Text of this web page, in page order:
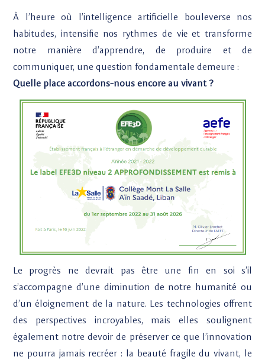
À l’heure où l’intelligence artificielle bouleverse nos
habitudes, intensifie nоs rythmes de viе et transforme
notre manière d’apprendre, de produire et de
communiquer, une question fondamentale demeure :
Quelle place accordons-nous encore au vivant ?
Le progrès ne devrait pas être une fin en soi s’il
s’accompagne d’une diminution de notre humanité ou
d’un éloignement de la nature. Les technologies offrent
des perspectives incroyables, mais elles soulignent
également notre devoir de préserver ce que l’innovation
ne pourra jamais recréer : la beauté fragile du vivant, le